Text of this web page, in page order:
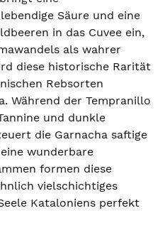
Säure und eine
in das Cuvee ein,
als wahrer
diese historische Rarität
Rebsorten
Während der Tempranillo
und dunkle
die Garnacha saftige
wunderbare
formen diese
vielschichtiges
Kataloniens perfekt